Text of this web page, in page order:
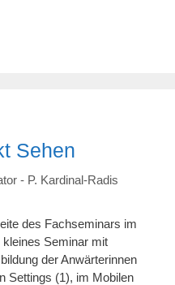
Sehen
- P. Kardinal-Radis
des Fachseminars im
Seminar mit
der Anwärterinnen
Settings (1), im Mobilen